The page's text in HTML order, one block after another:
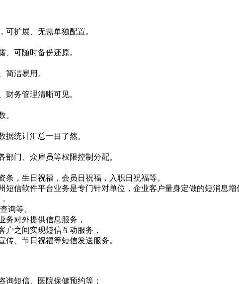
可扩展、无需单独配置。
、可随时备份还原。
简洁易用。
财务管理清晰可见。
。
据统计汇总一目了然。
门、众雇员等权限控制分配。
条，生日祝福，会员日祝福，入职日祝福等。
短信软件平台业务是专门针对单位，企业客户量身定做的短消息
询等。
务对外提供信息服务，
户之间实现短信互动服务，
、节日祝福等短信发送服务。
询短信、医院保健预约等；